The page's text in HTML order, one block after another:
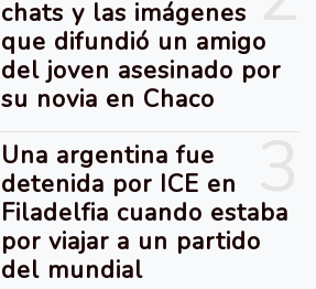
chats y las imágenes
que difundió un amigo
del joven asesinado por
su novia en Chaco
Una argentina fue
detenida por ICE en
Filadelfia cuando estaba
por viajar a un partido
del mundial